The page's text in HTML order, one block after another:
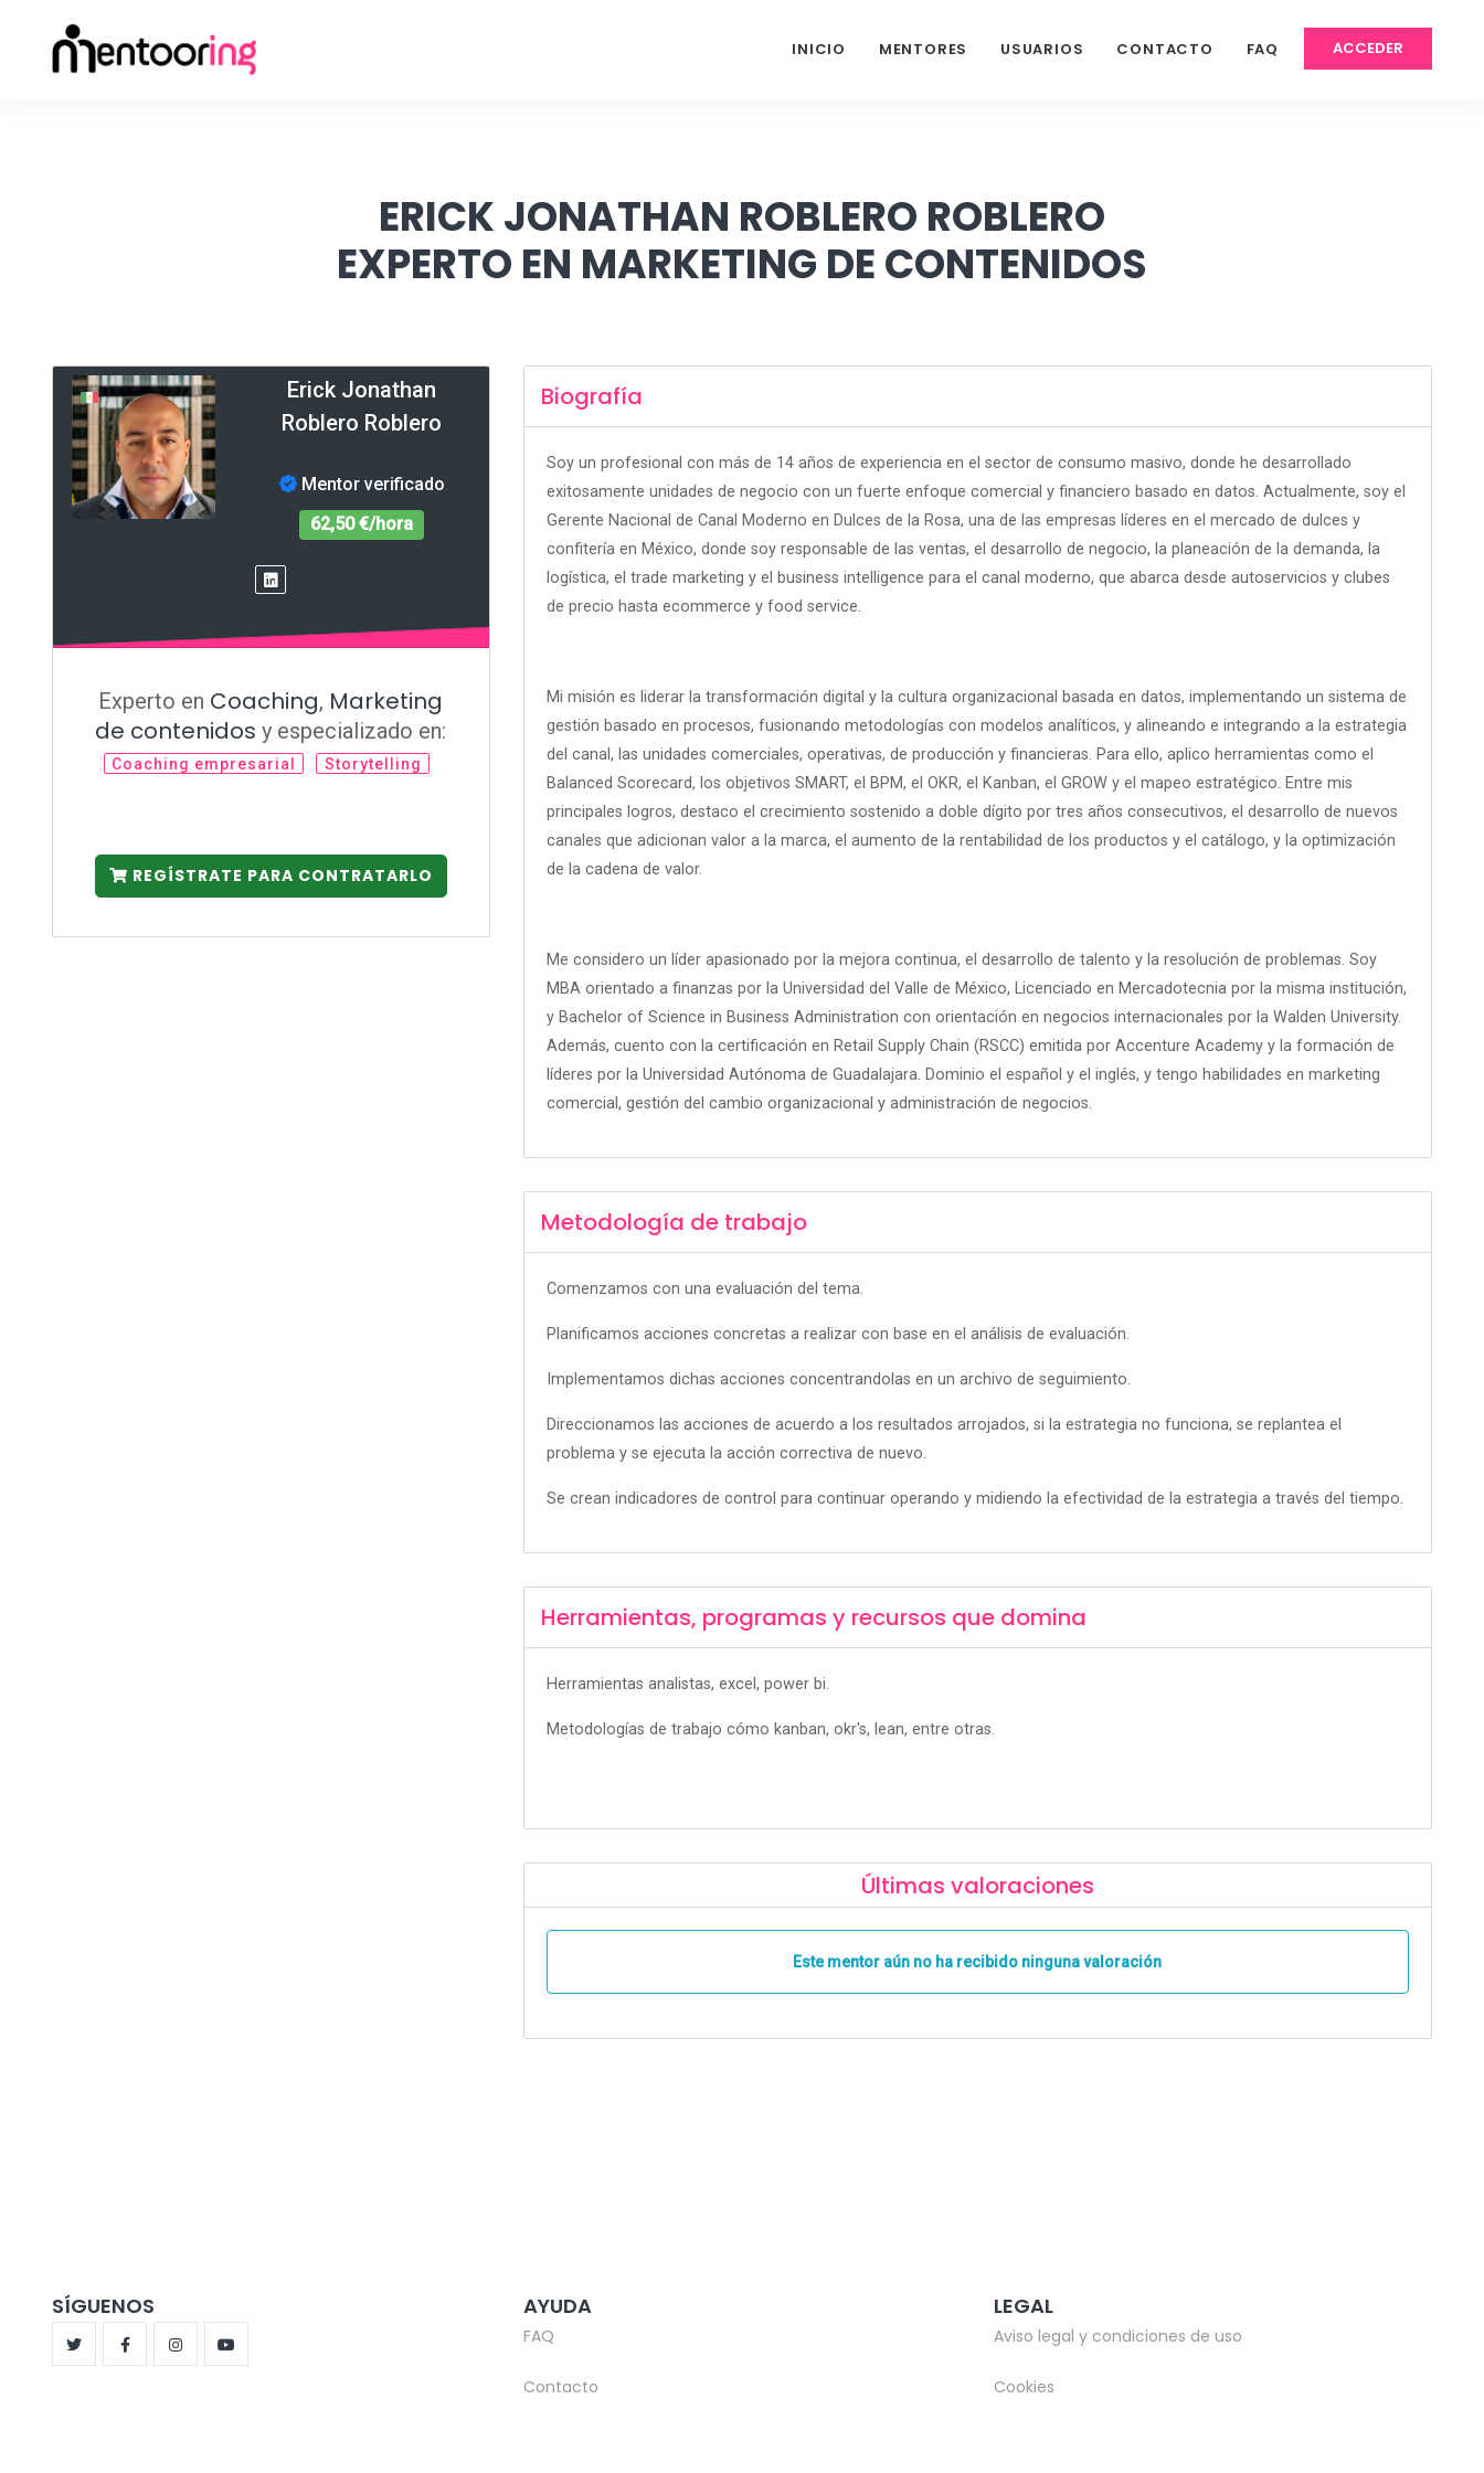
ACCEDER
INICIO MENTORES USUARIOS CONTACTO FAQ
ERICK JONATHAN ROBLERO ROBLERO
EXPERTO EN MARKETING DE CONTENIDOS
Erick Jonathan
Roblero Roblero
Mentor verificado
62,50 €/hora
Experto en Coaching, Marketing
de contenidos y especializado en:
Coaching empresarial Storytelling
REGÍSTRATE PARA CONTRATARLO
Biografía
Soy un profesional con más de 14 años de experiencia en el sector de consumo masivo, donde he desarrollado
exitosamente unidades de negocio con un fuerte enfoque comercial y financiero basado en datos. Actualmente, soy el
Gerente Nacional de Canal Moderno en Dulces de la Rosa, una de las empresas líderes en el mercado de dulces y
confitería en México, donde soy responsable de las ventas, el desarrollo de negocio, la planeación de la demanda, la
logística, el trade marketing y el business intelligence para el canal moderno, que abarca desde autoservicios y clubes
de precio hasta ecommerce y food service.
Mi misión es liderar la transformación digital y la cultura organizacional basada en datos, implementando un sistema de
gestión basado en procesos, fusionando metodologías con modelos analíticos, y alineando e integrando a la estrategia
del canal, las unidades comerciales, operativas, de producción y financieras. Para ello, aplico herramientas como el
Balanced Scorecard, los objetivos SMART, el BPM, el OKR, el Kanban, el GROW y el mapeo estratégico. Entre mis
principales logros, destaco el crecimiento sostenido a doble dígito por tres años consecutivos, el desarrollo de nuevos
canales que adicionan valor a la marca, el aumento de la rentabilidad de los productos y el catálogo, y la optimización
de la cadena de valor.
Me considero un líder apasionado por la mejora continua, el desarrollo de talento y la resolución de problemas. Soy
MBA orientado a finanzas por la Universidad del Valle de México, Licenciado en Mercadotecnia por la misma institución,
y Bachelor of Science in Business Administration con orientación en negocios internacionales por la Walden University.
Además, cuento con la certificación en Retail Supply Chain (RSCC) emitida por Accenture Academy y la formación de
líderes por la Universidad Autónoma de Guadalajara. Dominio el español y el inglés, y tengo habilidades en marketing
comercial, gestión del cambio organizacional y administración de negocios.
Metodología de trabajo
Comenzamos con una evaluación del tema.
Planificamos acciones concretas a realizar con base en el análisis de evaluación.
Implementamos dichas acciones concentrandolas en un archivo de seguimiento.
Direccionamos las acciones de acuerdo a los resultados arrojados, si la estrategia no funciona, se replantea el
problema y se ejecuta la acción correctiva de nuevo.
Se crean indicadores de control para continuar operando y midiendo la efectividad de la estrategia a través del tiempo.
Herramientas, programas y recursos que domina
Herramientas analistas, excel, power bi.
Metodologías de trabajo cómo kanban, okr's, lean, entre otras.
Últimas valoraciones
Este mentor aún no ha recibido ninguna valoración
SÍGUENOS AYUDA
FAQ
Contacto
LEGAL
Aviso legal y condiciones de uso
Cookies